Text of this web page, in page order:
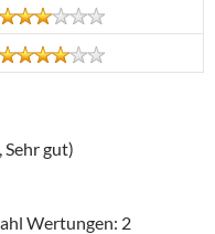
Sehr gut)
Wertungen: 2